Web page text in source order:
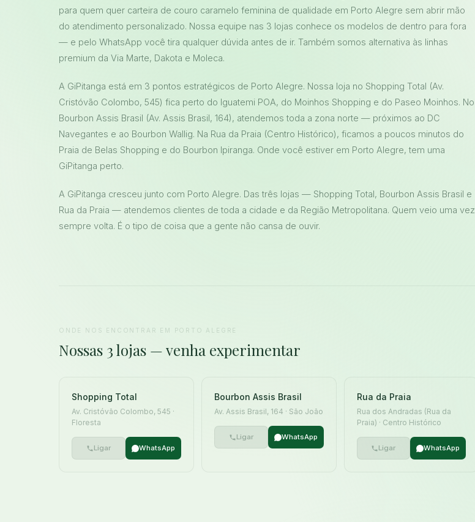
para quem quer carteira de couro caramelo feminina de qualidade em Porto Alegre sem abrir mão
do atendimento personalizado. Nossa equipe nas 3 lojas conhece os modelos de dentro para fora
— e pelo WhatsApp você tira qualquer dúvida antes de ir. Também somos alternativa às linhas
premium da Via Marte, Dakota e Moleca.
A GiPitanga está em 3 pontos estratégicos de Porto Alegre. Nossa loja no Shopping Total (Av.
Cristóvão Colombo, 545) fica perto do Iguatemi POA, do Moinhos Shopping e do Paseo Moinhos. No
Bourbon Assis Brasil (Av. Assis Brasil, 164), atendemos toda a zona norte — próximos ao DC
Navegantes e ao Bourbon Wallig. Na Rua da Praia (Centro Histórico), ficamos a poucos minutos do
Praia de Belas Shopping e do Bourbon Ipiranga. Onde você estiver em Porto Alegre, tem uma
GiPitanga perto.
A GiPitanga cresceu junto com Porto Alegre. Das três lojas — Shopping Total, Bourbon Assis Brasil e
Rua da Praia — atendemos clientes de toda a cidade e da Região Metropolitana. Quem veio uma vez
sempre volta. É o tipo de coisa que a gente não cansa de ouvir.
ONDE NOS ENCONTRAR EM PORTO ALEGRE
Nossas 3 lojas — venha experimentar
Shopping Total
Av. Cristóvão Colombo, 545 ·
Floresta
Ligar WhatsApp
Bourbon Assis Brasil
Av. Assis Brasil, 164 · São João
Ligar WhatsApp
Rua da Praia
Rua dos Andradas (Rua da
Praia) · Centro Histórico
Ligar WhatsApp